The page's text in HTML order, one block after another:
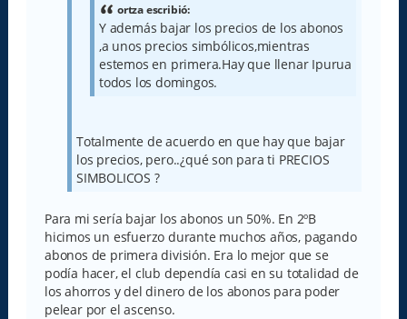
ortza escribió:
Y además bajar los precios de los abonos
,a unos precios simbólicos,mientras
estemos en primera.Hay que llenar Ipurua
todos los domingos.
Totalmente de acuerdo en que hay que bajar
los precios, pero..¿qué son para ti PRECIOS
SIMBOLICOS ?
Para mi sería bajar los abonos un 50%. En 2ºB
hicimos un esfuerzo durante muchos años, pagando
abonos de primera división. Era lo mejor que se
podía hacer, el club dependía casi en su totalidad de
los ahorros y del dinero de los abonos para poder
pelear por el ascenso.